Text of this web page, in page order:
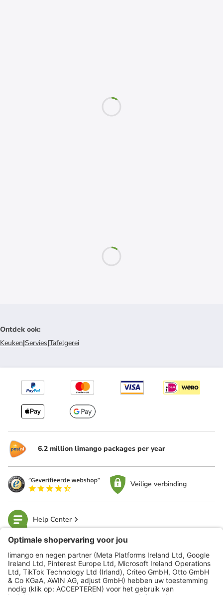
Ontdek ook:
Keuken|Servies|Tafelgerei
6.2 million limango packages per year
Veilige verbinding
Help Center
limango
Veilig winkelen